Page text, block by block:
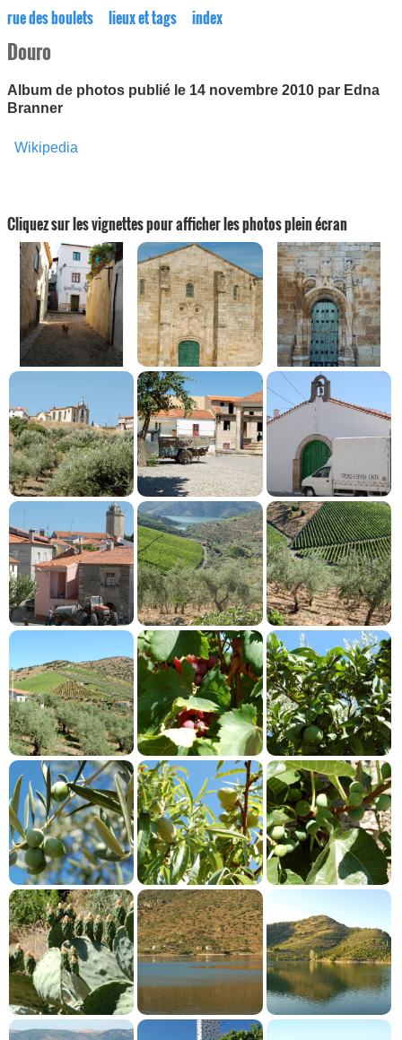
rue des boulets lieux et tags index
Douro
Album de photos publié le 14 novembre 2010 par Edna
Branner
Wikipedia
Cliquez sur les vignettes pour afficher les photos plein écran